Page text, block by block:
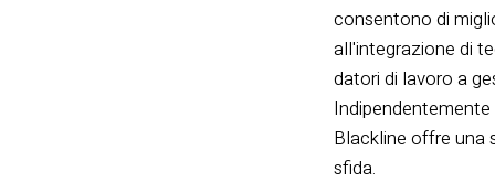
consentono di
all'integrazione di
datori di lavoro a
Blackline offre una
sfida.